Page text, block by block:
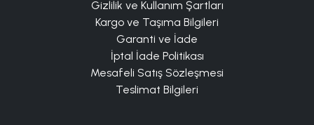
Gizlilik ve Kullanım Şartları
Kargo ve Taşıma Bilgileri
Garanti ve İade
İptal İade Politikası
Mesafeli Satış Sözleşmesi
Teslimat Bilgileri